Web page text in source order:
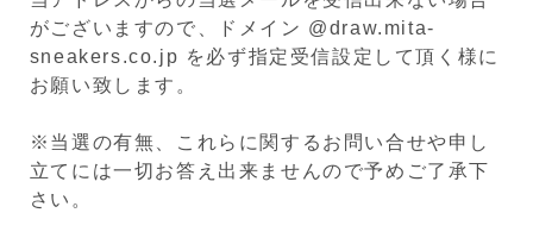
がございますので、ドメイン @draw.mita-
sneakers.co.jp を必ず指定受信設定して頂く様に
お願い致します。
※当選の有無、これらに関するお問い合せや申し
立てには一切お答え出来ませんので予めご了承下
さい。